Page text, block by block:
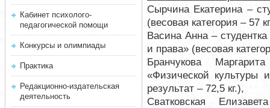
Кабинет психолого-
педагогической помощи
Конкурсы и олимпиады
Практика
Редакционно-издательская
деятельность
Сырчина Екатерина –
(весовая категория – 57
Васина Анна –
и права» (весовая
Бранчукова
«Физической культуры
результат – 72,5 кг.),
Сватковская